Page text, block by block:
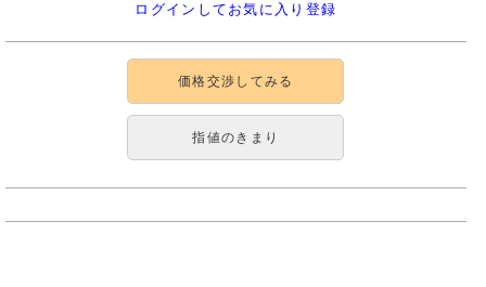
ログインしてお気に入り登録
価格交渉してみる
指値のきまり